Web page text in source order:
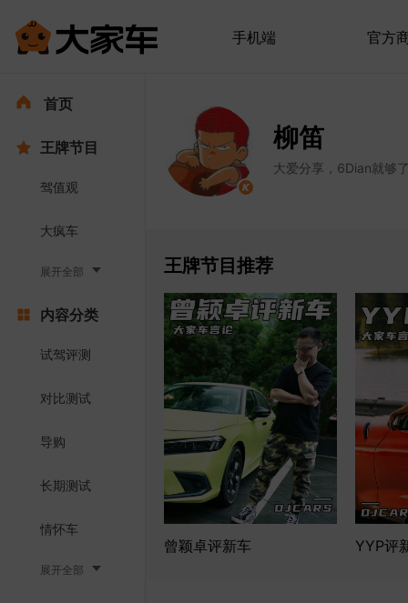
手机端 官方
首页
王牌节目
驾值观
大疯车
展开全部
内容分类
试驾评测
对比测试
导购
长期测试
情怀车
展开全部
柳笛
大爱分享，6Dian就够
王牌节目推荐
曾颖卓评新车 YYP评